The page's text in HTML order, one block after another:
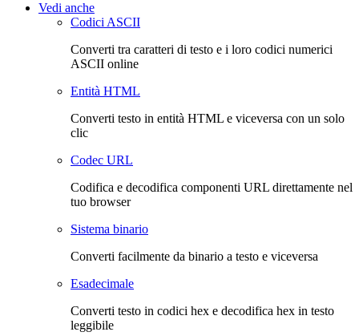
Vedi anche
Codici ASCII
Converti tra caratteri di testo e i loro codici numerici
ASCII online
Entità HTML
Converti testo in entità HTML e viceversa con un solo
clic
Codec URL
Codifica e decodifica componenti URL direttamente nel
tuo browser
Sistema binario
Converti facilmente da binario a testo e viceversa
Esadecimale
Converti testo in codici hex e decodifica hex in testo
leggibile